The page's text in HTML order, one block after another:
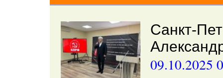
Санкт-
09.10.2025